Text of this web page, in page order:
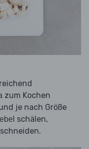
zum Kochen
je nach Größe
schälen,